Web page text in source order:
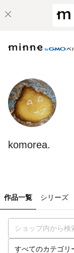
komorea.
作品一覧 シリーズ